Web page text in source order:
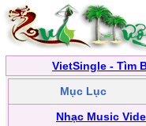
VietSingle - Tìm
Mục Lục
Nhạc Music